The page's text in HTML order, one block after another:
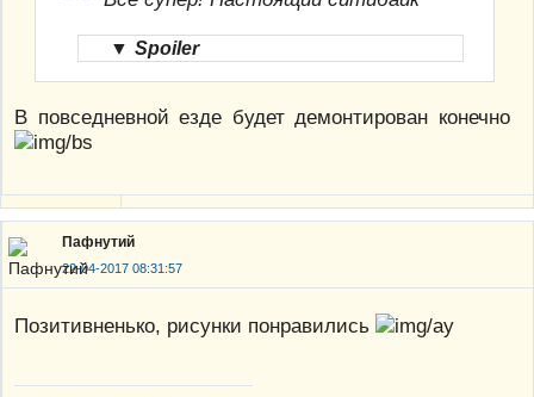
▼ Spoiler
В повседневной езде будет демонтирован конечно
Пафнутий
22-04-2017 08:31:57
Позитивненько, рисунки понравились